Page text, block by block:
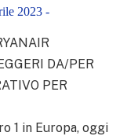
2023 -
DA/PER
PER
1 in Europa, oggi